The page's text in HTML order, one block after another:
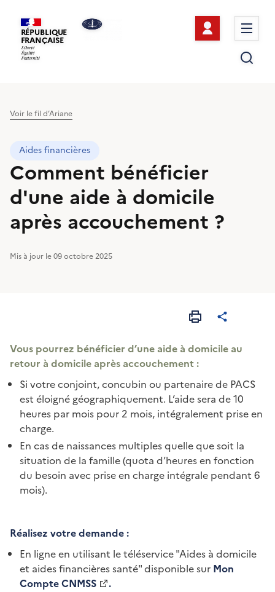
RÉPUBLIQUE
FRANÇAISE
Se
Voir le fil d’Ariane
Aides financières
Comment bénéficier
d'une aide à domicile
après accouchement ?
Mis à jour le 09 octobre 2025
Vous pourrez bénéficier d’une aide à domicile au
retour à domicile après accouchement :
Si votre conjoint, concubin ou partenaire de PACS
est éloigné géographiquement. L’aide sera de 10
heures par mois pour 2 mois, intégralement prise en
charge.
En cas de naissances multiples quelle que soit la
situation de la famille (quota d’heures en fonction
du besoin avec prise en charge intégrale pendant 6
mois).
Réalisez votre demande :
En ligne en utilisant le téléservice "Aides à domicile
et aides financières santé" disponible sur Mon
Compte CNMSS
.